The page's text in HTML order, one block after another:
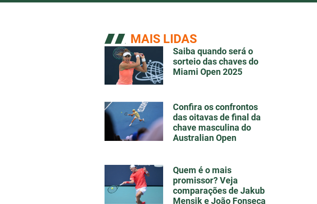
MAIS LIDAS
Saiba quando será o
sorteio das chaves do
Miami Open 2025
Confira os confrontos
das oitavas de final da
chave masculina do
Australian Open
Quem é o mais
promissor? Veja
comparações de Jakub
Mensik e João Fonseca